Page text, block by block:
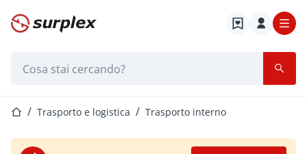
Home
Home Trasporto e logistica Trasporto interno